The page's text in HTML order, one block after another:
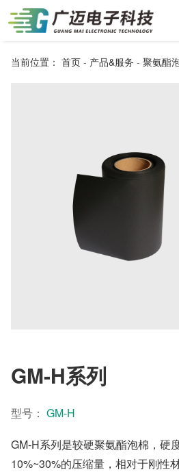
当前位置： 首页- 产品&服务 - 聚氨酯
GM-H系列
型号： GM-H
GM-H系列是较硬聚氨酯泡棉，硬
10%~30%的压缩量，相对于刚性